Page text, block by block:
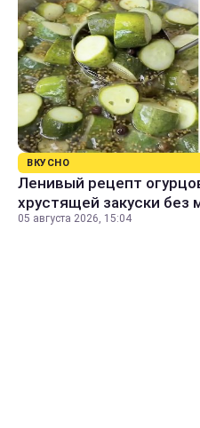
ВКУСНО
Ленивый рецепт
хрустящей закуски без
05 августа 2026, 15:04